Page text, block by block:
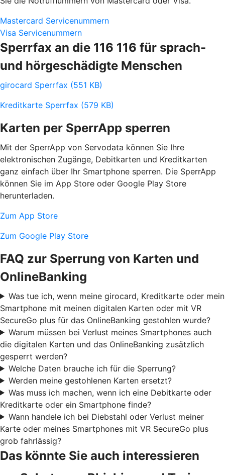
Mastercard Servicenummern
Visa Servicenummern
Sperrfax an die 116 116 für sprach-
und hörgeschädigte Menschen
girocard Sperrfax (551 KB)
Kreditkarte Sperrfax (579 KB)
Karten per SperrApp sperren
Mit der SperrApp von Servodata können Sie Ihre
elektronischen Zugänge, Debitkarten und Kreditkarten
ganz einfach über Ihr Smartphone sperren. Die SperrApp
können Sie im App Store oder Google Play Store
herunterladen.
Zum App Store
Zum Google Play Store
FAQ zur Sperrung von Karten und
OnlineBanking
Was tue ich, wenn meine girocard, Kreditkarte oder mein
Smartphone mit meinen digitalen Karten oder mit VR
SecureGo plus für das OnlineBanking gestohlen wurde?
Warum müssen bei Verlust meines Smartphones auch
die digitalen Karten und das OnlineBanking zusätzlich
gesperrt werden?
Welche Daten brauche ich für die Sperrung?
Werden meine gestohlenen Karten ersetzt?
Was muss ich machen, wenn ich eine Debitkarte oder
Kreditkarte oder ein Smartphone finde?
Wann handele ich bei Diebstahl oder Verlust meiner
Karte oder meines Smartphones mit VR SecureGo plus
grob fahrlässig?
Das könnte Sie auch interessieren